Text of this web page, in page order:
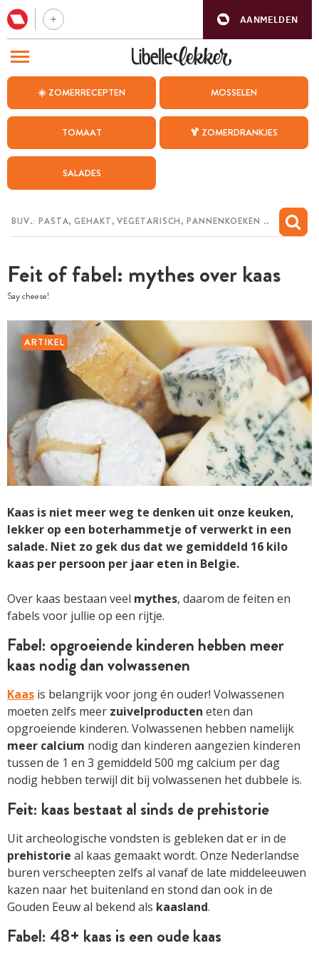
AANMELDEN
☀️ ZOMERRECEPTEN MOSSELEN
TOMAAT 🍹 ZOMERDRANKJES
SALADES
Feit of fabel: mythes over kaas
Say cheese!
ARTIKEL
Kaas is niet meer weg te denken uit onze keuken,
lekker op een boterhammetje of verwerkt in een
salade. Niet zo gek dus dat we gemiddeld 16 kilo
kaas per persoon per jaar eten in Belgie.
Over kaas bestaan veel mythes, daarom de feiten en
fabels voor jullie op een rijtje.
Fabel: opgroeiende kinderen hebben meer
kaas nodig dan volwassenen
Kaas is belangrijk voor jong én ouder! Volwassenen
moeten zelfs meer zuivelproducten eten dan
opgroeiende kinderen. Volwassenen hebben namelijk
meer calcium nodig dan kinderen aangezien kinderen
tussen de 1 en 3 gemiddeld 500 mg calcium per dag
nodig hebben terwijl dit bij volwassenen het dubbele is.
Feit: kaas bestaat al sinds de prehistorie
Uit archeologische vondsten is gebleken dat er in de
prehistorie al kaas gemaakt wordt. Onze Nederlandse
buren verscheepten zelfs al vanaf de late middeleeuwen
kazen naar het buitenland en stond dan ook in de
Gouden Eeuw al bekend als kaasland.
Fabel: 48+ kaas is een oude kaas
BEZOEK ONZE ANDERE WEBSITES
WEEKMENU
CHAT MET MAIA
MIJN BEWAARDE RECEPTEN